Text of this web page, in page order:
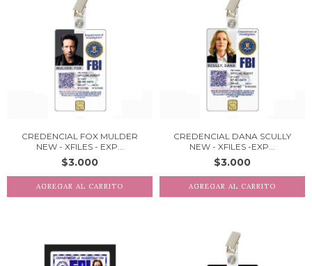
CREDENCIAL FOX MULDER
NEW - XFILES - EXP...
$3.000
CREDENCIAL DANA SCULLY
NEW - XFILES -EXP...
$3.000